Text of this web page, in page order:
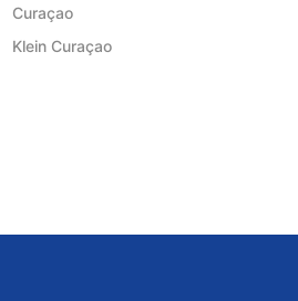
Curaçao
Klein Curaçao